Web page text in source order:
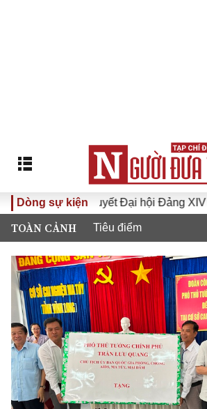
Dòng sự kiện
Nghị quyết Đại hội Đảng XIV vào cuộc
TOÀN CẢNH Tiêu điểm